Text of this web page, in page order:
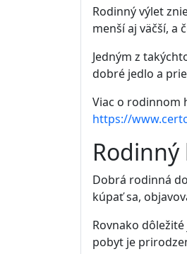
Rodinný výlet
menší aj väčší, a
Jedným z
dobré jedlo a
Viac o rodinnom
https://
Dobrá rodinná
kúpať sa,
Rovnako
pobyt je